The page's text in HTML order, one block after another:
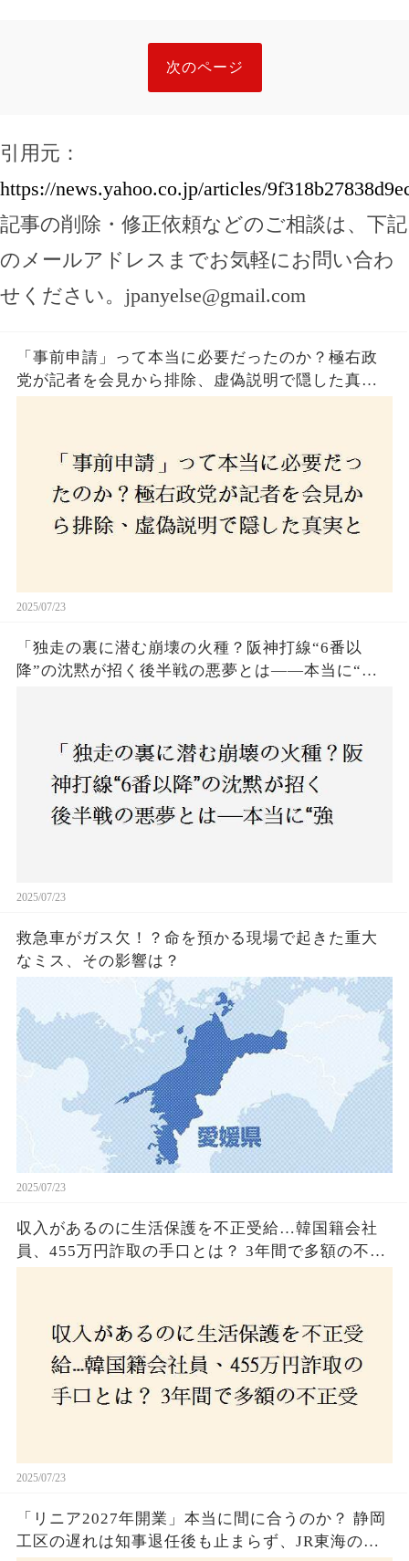
次のページ
引用元：
https://news.yahoo.co.jp/articles/
記事の削除・修正依頼などのご相談は、下記
のメールアドレスまでお気軽にお問い合わ
せください。 jpanyelse@gmail.com
「事前申請」って本当に必要だったのか？極右政
党が記者を会見から排除、虚偽説明で隠した真実
2025/07/23
「独走の裏に潜む崩壊の火種？阪神打線“6番以
降”の沈黙が招く後半戦の悪夢とは——本当に“強
2025/07/23
救急車がガス欠！？命を預かる現場で起きた重大
なミス、その影響は？
2025/07/23
収入があるのに生活保護を不正受給…韓国籍会社
員、455万円詐取の手口とは？ 3年間で多額の不正
2025/07/23
「リニア2027年開業」本当に間に合うのか？ 静岡
工区の遅れは知事退任後も止まらず、JR東海のず